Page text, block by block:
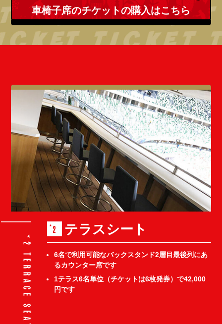
車椅子席のチケットの購入はこちら
2 テラスシート
6名で利用可能なバックスタンド2層目最後列にあ
るカウンター席です
1テラス6名単位（チケットは6枚発券）で42,000
円です